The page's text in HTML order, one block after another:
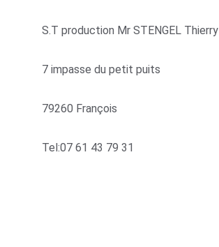
S.T production Mr STENGEL Thierry
7 impasse du petit puits
79260 François
Tel:07 61 43 79 31